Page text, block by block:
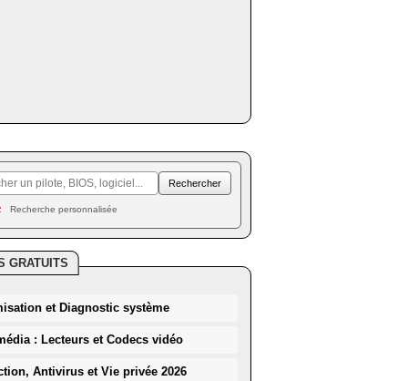
Recherche personnalisée
GRATUITS
et Diagnostic système
: Lecteurs et Codecs vidéo
Antivirus et Vie privée 2026